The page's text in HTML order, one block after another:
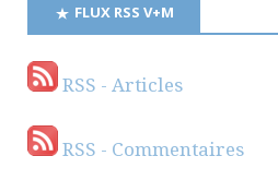
FLUX RSS V+M
RSS - Articles
RSS - Commentaires